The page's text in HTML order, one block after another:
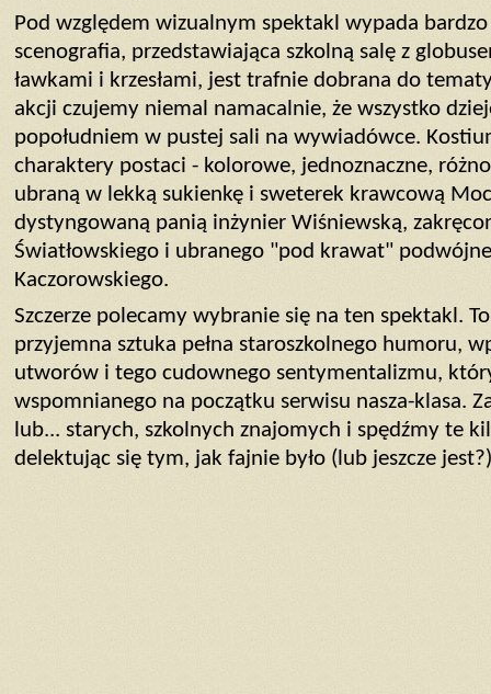
Pod względem wizualnym spektakl wypada
scenografia, przedstawiająca szkolną salę z
ławkami i krzesłami, jest trafnie dobrana do
akcji czujemy niemal namacalnie, że wszystko
popołudniem w pustej sali na wywiadówce.
charaktery postaci - kolorowe, jednoznaczne,
ubraną w lekką sukienkę i sweterek krawcową
dystyngowaną panią inżynier Wiśniewską,
Światłowskiego i ubranego "pod krawat"
Kaczorowskiego.
Szczerze polecamy wybranie się na ten spektakl.
przyjemna sztuka pełna staroszkolnego humoru,
utworów i tego cudownego sentymentalizmu,
wspomnianego na początku serwisu nasza-klasa.
lub... starych, szkolnych znajomych i spędźmy te
delektując się tym, jak fajnie było (lub jeszcze